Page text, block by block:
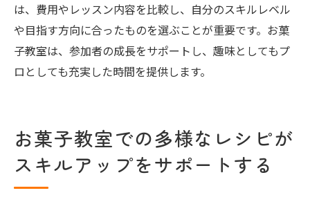
は、費用やレッスン内容を比較し、自分のスキルレベル
や目指す方向に合ったものを選ぶことが重要です。お菓
子教室は、参加者の成長をサポートし、趣味としてもプ
ロとしても充実した時間を提供します。
お菓子教室での多様なレシピが
スキルアップをサポートする